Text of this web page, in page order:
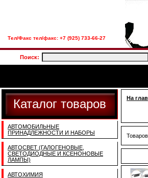
Тел/Факс тел/факс: +7 (925) 733-66-27
Поиск:
Каталог товаров
АВТОМОБИЛЬНЫЕ
ПРИНАДЛЕЖНОСТИ И НАБОРЫ
АВТОСВЕТ (ГАЛОГЕНОВЫЕ,
СВЕТОДИОДНЫЕ И КСЕНОНОВЫЕ
ЛАМПЫ)
АВТОХИМИЯ
На